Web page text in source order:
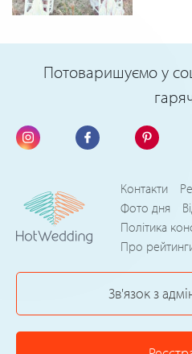
Потоваришуємо у
Контакти
Фото дня
Політика
Про
Зв'язок з